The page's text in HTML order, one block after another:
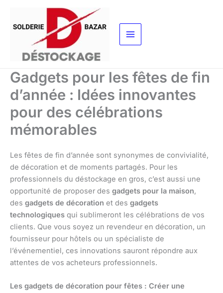
contenu
Gadgets pour les fêtes de fin
d’année : Idées innovantes
pour des célébrations
mémorables
Les fêtes de fin d’année sont synonymes de convivialité,
de décoration et de moments partagés. Pour les
professionnels du déstockage en gros, c’est aussi une
opportunité de proposer des gadgets pour la maison,
des gadgets de décoration et des gadgets
technologiques qui sublimeront les célébrations de vos
clients. Que vous soyez un revendeur en décoration, un
fournisseur pour hôtels ou un spécialiste de
l’événementiel, ces innovations sauront répondre aux
attentes de vos acheteurs professionnels.
Les gadgets de décoration pour fêtes : Créer une